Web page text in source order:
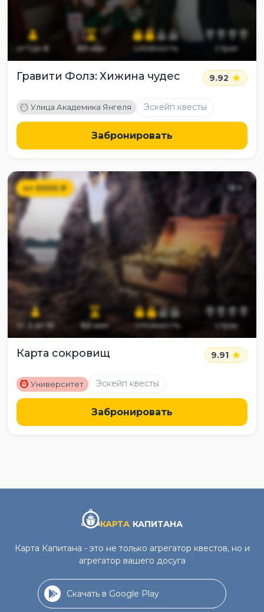
от до6 60мин сложность страх
Гравити Фолз: Хижина чудес 9.92
M Улица Академика Янгеля Эскейп квесты
Забронировать
от5000₽ 12 +
2до 10 60мин сложность страх
Карта сокровищ 9.91
M Университет Эскейп квесты
Забронировать
КАРТА КАПИТАНА
Карта Капитана - это не только агрегатор квестов, но и
агрегатор вашего досуга
Скачать в Google Play